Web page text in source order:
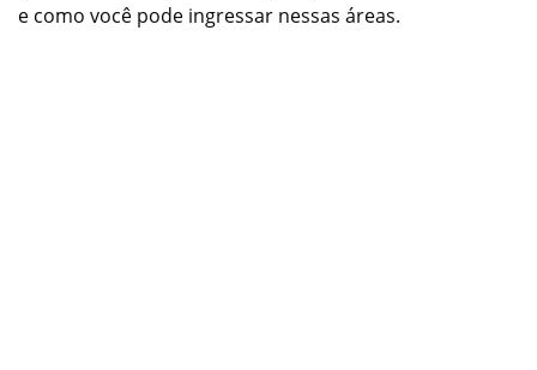
e como você pode ingressar nessas áreas.